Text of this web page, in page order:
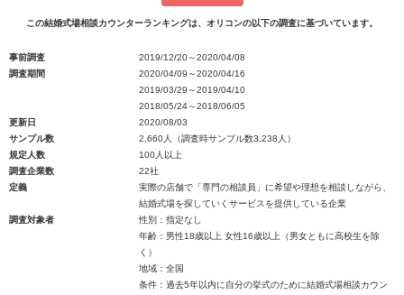
この結婚式場相談カウンターランキングは、オリコンの以下の調査に基づいています。
事前調査
2019/12/20～2020/04/08
調査期間
2020/04/09～2020/04/16
2019/03/29～2019/04/10
2018/05/24～2018/06/05
更新日
2020/08/03
サンプル数
2,660人（調査時サンプル数3,238人）
規定人数
100人以上
調査企業数
22社
定義
実際の店舗で「専門の相談員」に希望や理想を相談しながら、
結婚式場を探していくサービスを提供している企業
調査対象者
性別：指定なし
年齢：男性18歳以上 女性16歳以上（男女ともに高校生を除
く）
地域：全国
条件：過去5年以内に自分の挙式のために結婚式場相談カウン